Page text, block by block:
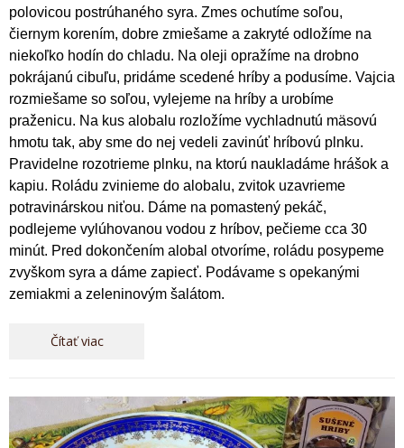
polovicou postrúhaného syra. Zmes ochutíme soľou,
čiernym korením, dobre zmiešame a zakryté odložíme na
niekoľko hodín do chladu. Na oleji opražíme na drobno
pokrájanú cibuľu, pridáme scedené hríby a podusíme. Vajcia
rozmiešame so soľou, vylejeme na hríby a urobíme
praženicu. Na kus alobalu rozložíme vychladnutú mäsovú
hmotu tak, aby sme do nej vedeli zavinúť hríbovú plnku.
Pravidelne rozotrieme plnku, na ktorú naukladáme hrášok a
kapiu. Roládu zvinieme do alobalu, zvitok uzavrieme
potravinárskou niťou. Dáme na pomastený pekáč,
podlejeme vylúhovanou vodou z hríbov, pečieme cca 30
minút. Pred dokončením alobal otvoríme, roládu posypeme
zvyškom syra a dáme zapiecť. Podávame s opekanými
zemiakmi a zeleninovým šalátom.
Čítať viac